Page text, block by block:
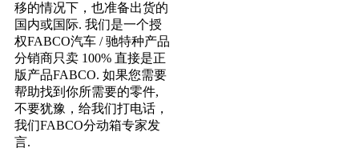
移的情况下，也准备出货的
国内或国际. 我们是一个授
权FABCO汽车 / 驰特种产品
分销商只卖 100% 直接是正
版产品FABCO. 如果您需要
帮助找到你所需要的零件,
不要犹豫，给我们打电话，
我们FABCO分动箱专家发
言.